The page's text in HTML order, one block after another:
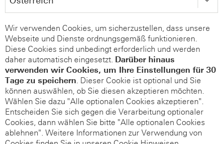
Wir verwenden Cookies, um sicherzustellen, dass unsere
Webseite und Dienste ordnungsgemäß funktionieren.
Diese Cookies sind unbedingt erforderlich und werden
daher automatisch eingesetzt. Darüber hinaus
verwenden wir Cookies, um Ihre Einstellungen für 30
Tage zu speichern. Dieser Cookie ist optional und Sie
können auswählen, ob Sie diesen akzeptieren möchten.
Wählen Sie dazu "Alle optionalen Cookies akzeptieren".
Entscheiden Sie sich gegen die Verarbeitung optionaler
Cookies, dann wählen Sie bitte "Alle optionalen Cookies
ablehnen". Weitere Informationen zur Verwendung von